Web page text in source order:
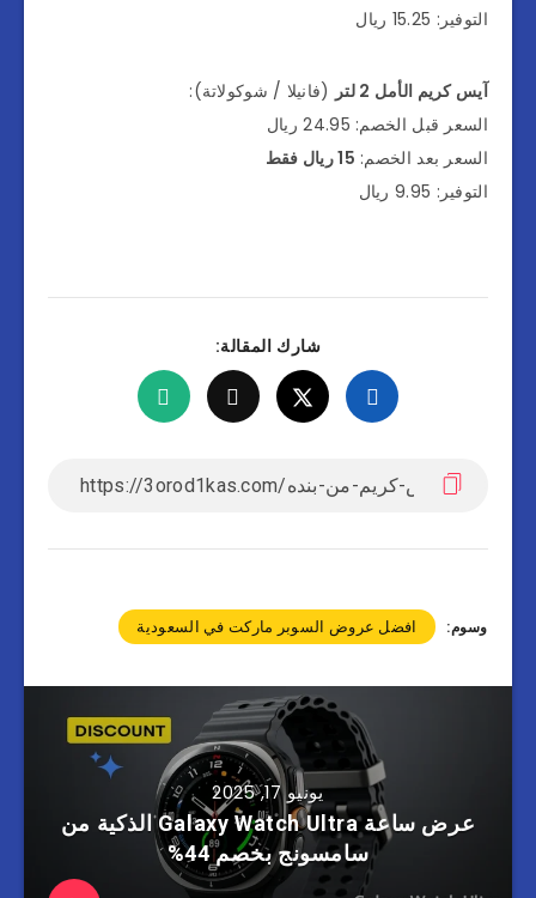
التوفير: 15.25 ريال
آيس كريم الأمل 2 لتر
(فانيلا / شوكولاتة):
السعر قبل الخصم: 24.95 ريال
السعر بعد الخصم: 15 ريال فقط
التوفير: 9.95 ريال
شارك المقالة:
وسوم: افضل عروض السوبر ماركت في السعودية
يونيو 17, 2025
عرض ساعة Galaxy Watch Ultra الذكية من
سامسونج بخصم 44%